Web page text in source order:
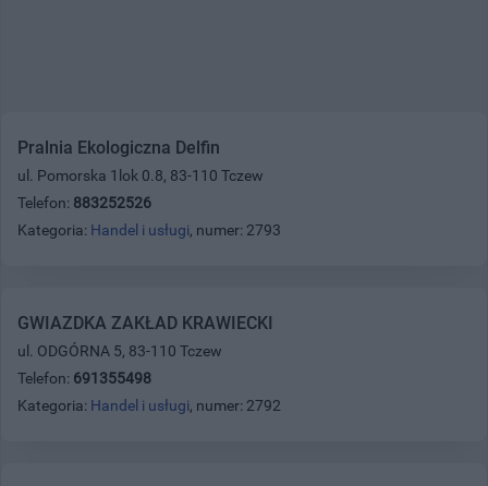
Pralnia Ekologiczna Delfin
ul. Pomorska 1lok 0.8, 83-110 Tczew
Telefon: 883252526
Kategoria: Handel i usługi, numer: 2793
GWIAZDKA ZAKŁAD KRAWIECKI
ul. ODGÓRNA 5, 83-110 Tczew
Telefon: 691355498
Kategoria: Handel i usługi, numer: 2792